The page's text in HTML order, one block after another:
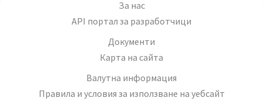
За нас
API портал за разработчици
Документи
Карта на сайта
Валутна информация
Правила и условия за използване на уебсайт